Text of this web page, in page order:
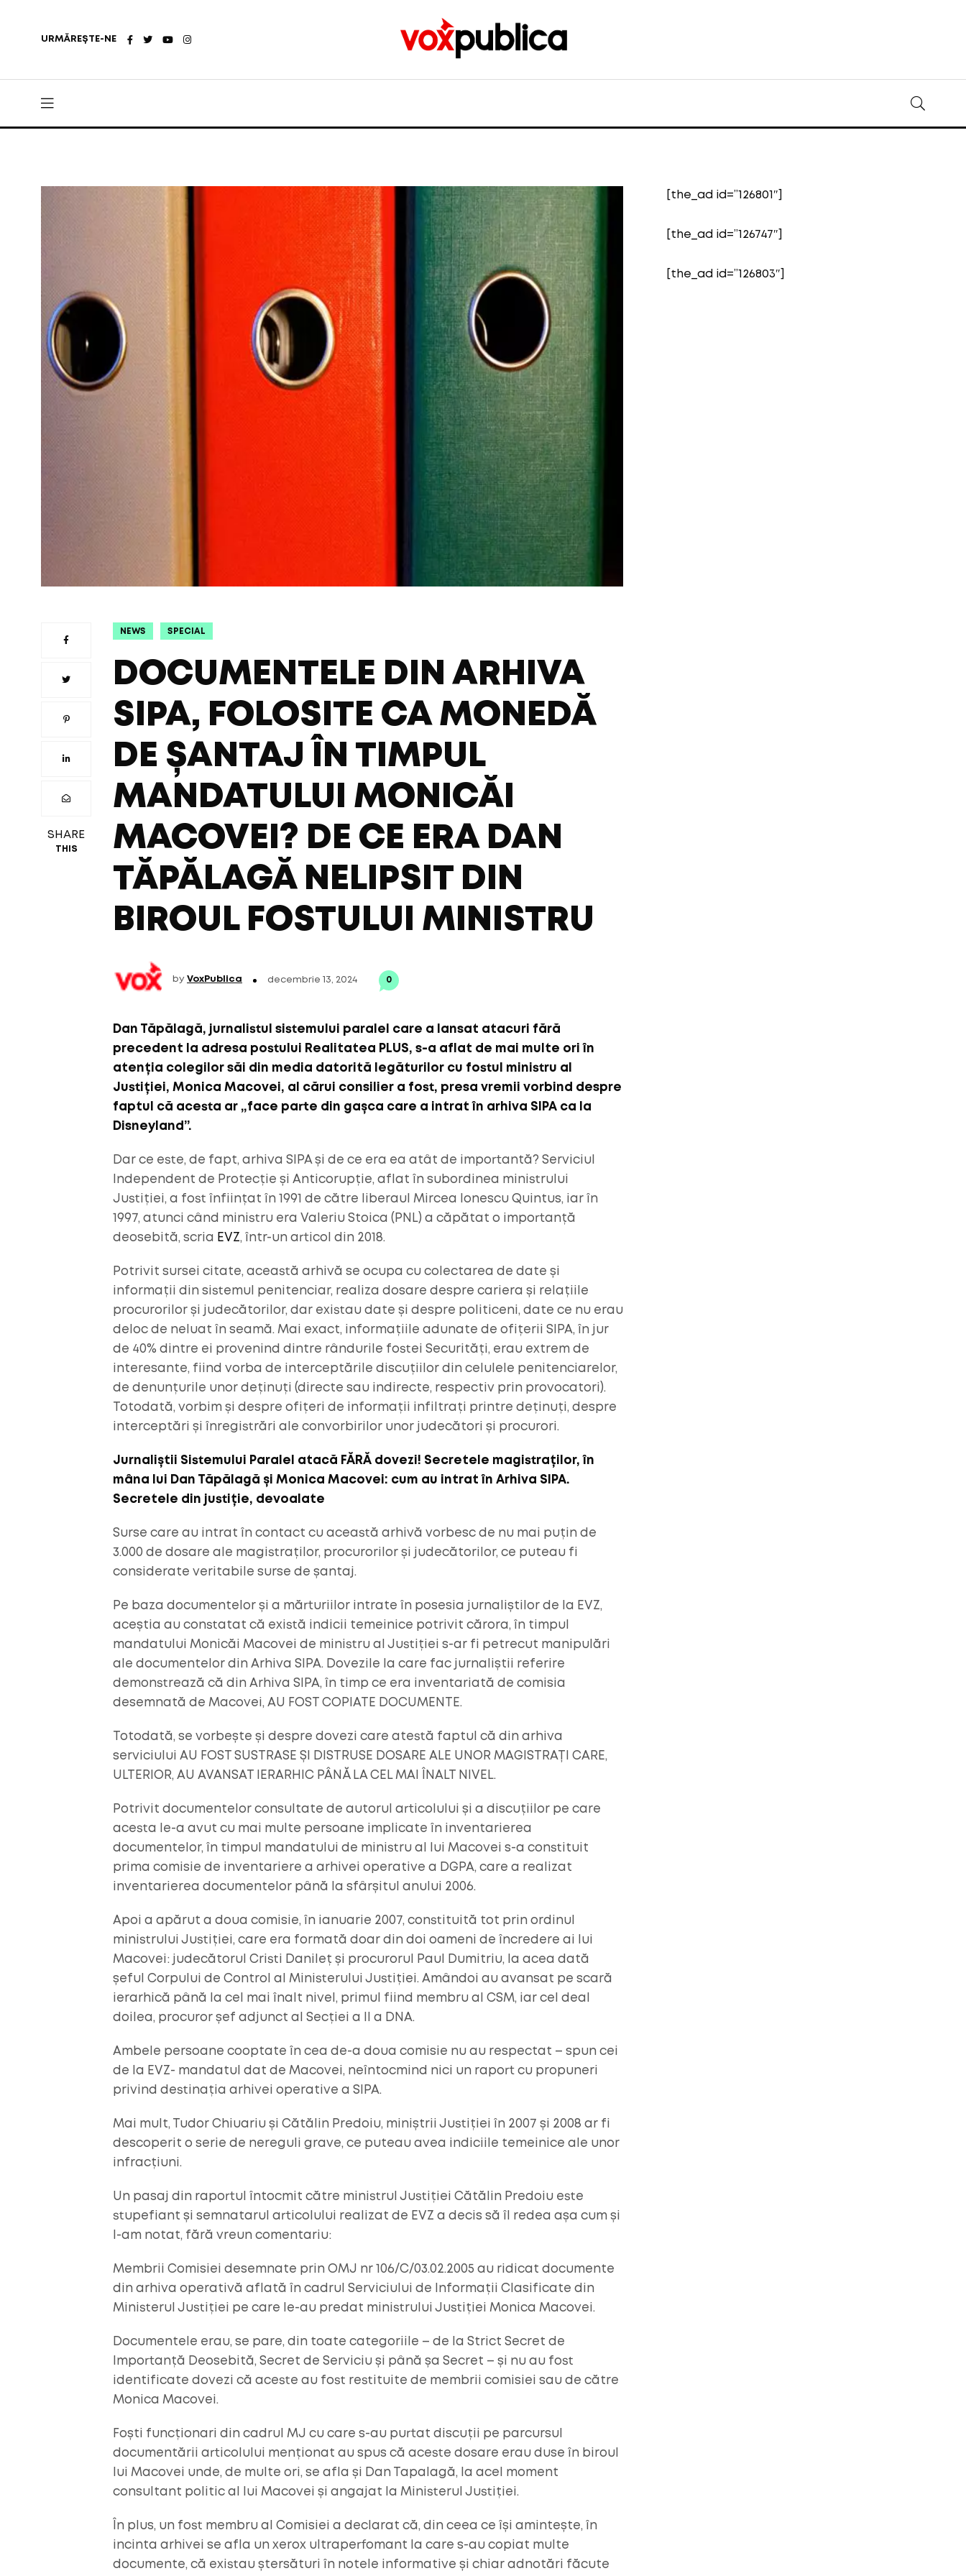
URMĂREȘTE-NE
SHARE
THIS
NEWS SPECIAL
DOCUMENTELE DIN ARHIVA
SIPA, FOLOSITE CA MONEDĂ
DE ȘANTAJ ÎN TIMPUL
MANDATULUI MONICĂI
MACOVEI? DE CE ERA DAN
TĂPĂLAGĂ NELIPSIT DIN
BIROUL FOSTULUI MINISTRU
by VoxPublica decembrie 13, 2024 0
Dan Tăpălagă, jurnalistul sistemului paralel care a lansat atacuri fără
precedent la adresa postului Realitatea PLUS, s-a aflat de mai multe ori în
atenția colegilor săi din media datorită legăturilor cu fostul ministru al
Justiției, Monica Macovei , al cărui consilier a fost, presa vremii vorbind despre
faptul că acesta ar „face parte din gașca care a intrat în arhiva SIPA ca la
Disneyland”.
Dar ce este, de fapt, arhiva SIPA și de ce era ea atât de importantă? Serviciul
Independent de Protecție și Anticorupție, aflat în subordinea ministrului
Justiției, a fost înființat în 1991 de către liberaul Mircea Ionescu Quintus, iar în
1997, atunci când ministru era Valeriu Stoica (PNL) a căpătat o importanță
deosebită, scria
EVZ, într-un articol din 2018.
Potrivit sursei citate, această arhivă se ocupa cu colectarea de date și
informații din sistemul penitenciar, realiza dosare despre cariera și relațiile
procurorilor și judecătorilor, dar existau date și despre politiceni, date ce nu erau
deloc de neluat în seamă. Mai exact, informațiile adunate de ofițerii SIPA, în jur
de 40% dintre ei provenind dintre rândurile fostei Securități, erau extrem de
interesante, fiind vorba de interceptările discuțiilor din celulele penitenciarelor,
de denunțurile unor deținuți (directe sau indirecte, respectiv prin provocatori).
Totodată, vorbim și despre ofițeri de informații infiltrați printre deținuți, despre
interceptări și înregistrări ale convorbirilor unor judecători și procurori.
Jurnaliștii Sistemului Paralel atacă FĂRĂ dovezi! Secretele magistraților, în
mâna lui Dan Tăpălagă și Monica Macovei: cum au intrat în Arhiva SIPA.
Secretele din justiție, devoalate
Surse care au intrat în contact cu această arhivă vorbesc de nu mai puțin de
3.000 de dosare ale magistraților, procurorilor și judecătorilor, ce puteau fi
considerate veritabile surse de șantaj.
Pe baza documentelor și a mărturiilor intrate în posesia jurnaliștilor de la EVZ,
aceștia au constatat că există indicii temeinice potrivit cărora, în timpul
mandatului Monicăi Macovei de ministru al Justiției s-ar fi petrecut manipulări
ale documentelor din Arhiva SIPA. Dovezile la care fac jurnaliștii referire
demonstrează că din Arhiva SIPA, în timp ce era inventariată de comisia
desemnată de Macovei, AU FOST COPIATE DOCUMENTE.
Totodată, se vorbește și despre dovezi care atestă faptul că din arhiva
serviciului AU FOST SUSTRASE ȘI DISTRUSE DOSARE ALE UNOR MAGISTRAȚI CARE,
ULTERIOR, AU AVANSAT IERARHIC PÂNĂ LA CEL MAI ÎNALT NIVEL.
Potrivit documentelor consultate de autorul articolului și a discuțiilor pe care
acesta le-a avut cu mai multe persoane implicate în inventarierea
documentelor, în timpul mandatului de ministru al lui Macovei s-a constituit
prima comisie de inventariere a arhivei operative a DGPA, care a realizat
inventarierea documentelor până la sfârșitul anului 2006.
Apoi a apărut a doua comisie, în ianuarie 2007, constituită tot prin ordinul
ministrului Justiției, care era formată doar din doi oameni de încredere ai lui
Macovei: judecătorul Cristi Danileț și procurorul Paul Dumitriu, la acea dată
șeful Corpului de Control al Ministerului Justiției. Amândoi au avansat pe scară
ierarhică până la cel mai înalt nivel, primul fiind membru al CSM, iar cel deal
doilea, procuror șef adjunct al Secției a II a DNA.
Ambele persoane cooptate în cea de-a doua comisie nu au respectat – spun cei
de la EVZ- mandatul dat de Macovei, neîntocmind nici un raport cu propuneri
privind destinația arhivei operative a SIPA.
Mai mult, Tudor Chiuariu și Cătălin Predoiu, miniștrii Justiției în 2007 și 2008 ar fi
descoperit o serie de nereguli grave, ce puteau avea indiciile temeinice ale unor
infracțiuni.
Un pasaj din raportul întocmit către ministrul Justiției Cătălin Predoiu este
stupefiant și semnatarul articolului realizat de EVZ a decis să îl redea așa cum și
l-am notat, fără vreun comentariu:
Membrii Comisiei desemnate prin OMJ nr 106/C/03.02.2005 au ridicat documente
din arhiva operativă aflată în cadrul Serviciului de Informații Clasificate din
Ministerul Justiției pe care le-au predat ministrului Justiției Monica Macovei.
Documentele erau, se pare, din toate categoriile – de la Strict Secret de
Importanță Deosebită, Secret de Serviciu și până șa Secret – și nu au fost
identificate dovezi că aceste au fost restituite de membrii comisiei sau de către
Monica Macovei.
Foști funcționari din cadrul MJ cu care s-au purtat discuții pe parcursul
documentării articolului menționat au spus că aceste dosare erau duse în biroul
lui Macovei unde, de multe ori, se afla și Dan Tapalagă, la acel moment
consultant politic al lui Macovei și angajat la Ministerul Justiției.
În plus, un fost membru al Comisiei a declarat că, din ceea ce își amintește, în
incinta arhivei se afla un xerox ultraperfomant la care s-au copiat multe
documente, că existau ștersături în notele informative și chiar adnotări făcute
[the_ad id=”126801″]
[the_ad id=”126747″]
[the_ad id=”126803″]